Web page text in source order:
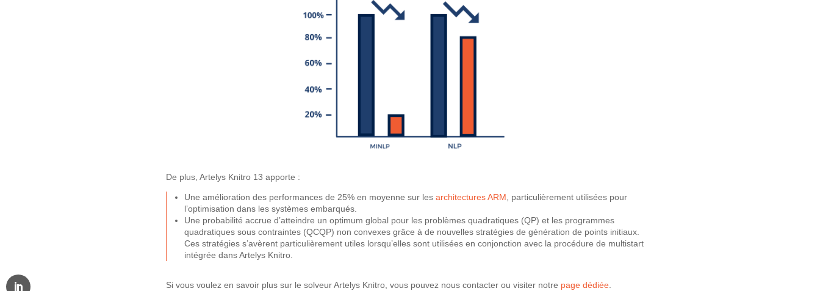
De plus, Artelys Knitro 13 apporte :
Une amélioration des performances de 25% en moyenne sur les architectures ARM , particulièrement utilisées pour
l’optimisation dans les systèmes embarqués.
Une probabilité accrue d’atteindre un optimum global pour les problèmes quadratiques (QP) et les programmes
quadratiques sous contraintes (QCQP) non convexes grâce à de nouvelles stratégies de génération de points initiaux.
Ces stratégies s’avèrent particulièrement utiles lorsqu’elles sont utilisées en conjonction avec la procédure de multistart
intégrée dans Artelys Knitro.
Si vous voulez en savoir plus sur le solveur Artelys Knitro, vous pouvez nous contacter ou visiter notre page dédiée